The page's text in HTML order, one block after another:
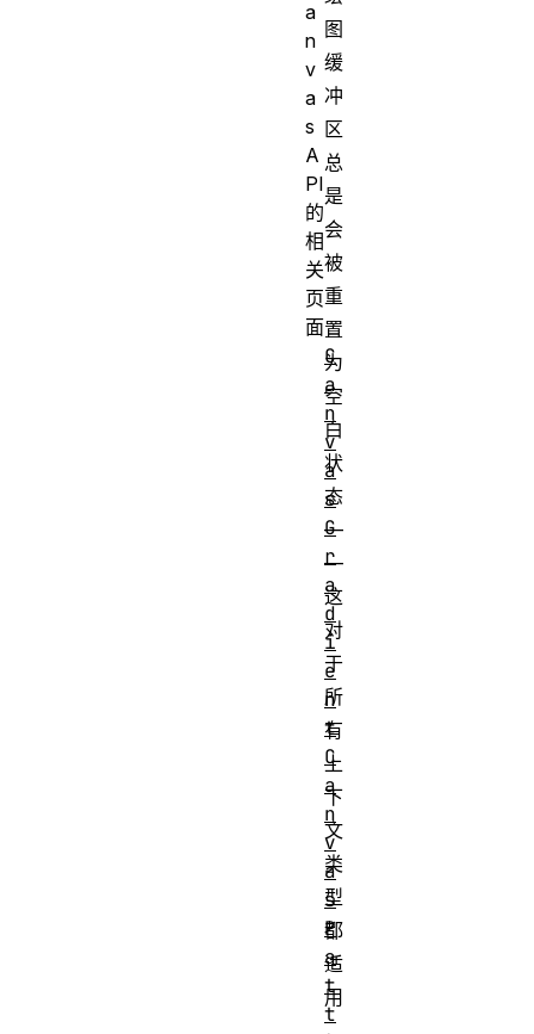
图
缓
冲
区
总
是
会
被
重
置
为
空
白
状
态
—
—
这
对
于
所
有
上
下
文
类
型
都
适
用
a
n
v
a
s
A
PI
的
相
关
页
面
C
a
n
v
a
s
G
r
a
d
i
e
n
t
C
a
n
v
a
s
P
a
t
t